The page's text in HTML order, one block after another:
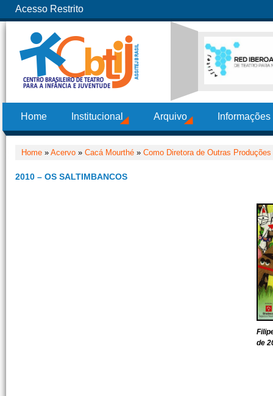
Acesso Restrito
Home Institucional Arquivo
Home » Acervo » Cacá Mourthé » Como Diretora de Outras Produções
2010 – OS SALTIMBANCOS
de